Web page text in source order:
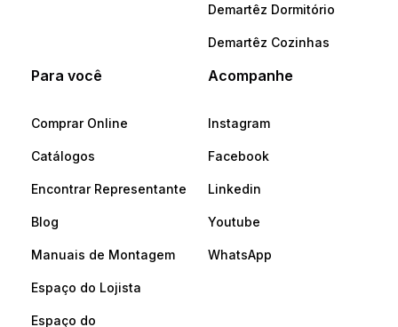
Demartêz Dormitório
Demartêz Cozinhas
Para você
Comprar Online
Catálogos
Encontrar Representante
Blog
Manuais de Montagem
Espaço do Lojista
Espaço do
Acompanhe
Instagram
Facebook
Linkedin
Youtube
WhatsApp